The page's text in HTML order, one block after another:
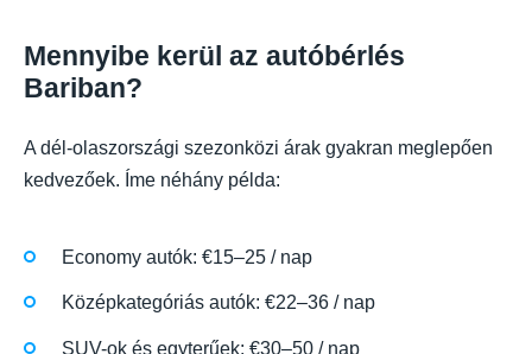
Mennyibe kerül az autóbérlés
Bariban?
A dél-olaszországi szezonközi árak gyakran meglepően
kedvezőek. Íme néhány példa:
Economy autók: €15–25 / nap
Középkategóriás autók: €22–36 / nap
SUV-ok és egyterűek: €30–50 / nap